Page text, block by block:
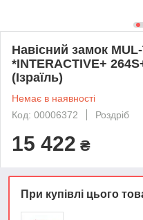
Навісний замок
*INTERACTIVE+
(Ізраїль)
Немає в наявності
Код: 00006372
Роздріб
15 422 ₴
При купівлі цього